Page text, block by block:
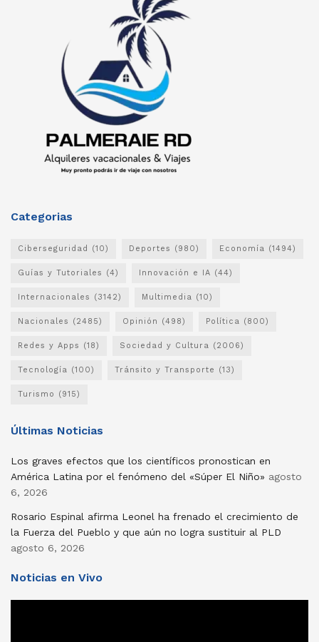
Categorias
Ciberseguridad (10) Deportes (980) Economía (1494)
Guías y Tutoriales (4) Innovación e IA (44)
Internacionales (3142) Multimedia (10)
Nacionales (2485) Opinión (498) Política (800)
Redes y Apps (18) Sociedad y Cultura (2006)
Tecnología (100) Tránsito y Transporte (13)
Turismo (915)
Últimas Noticias
Los graves efectos que los científicos pronostican en
América Latina por el fenómeno del «Súper El Niño» agosto
6, 2026
Rosario Espinal afirma Leonel ha frenado el crecimiento de
la Fuerza del Pueblo y que aún no logra sustituir al PLD
agosto 6, 2026
Noticias en Vivo